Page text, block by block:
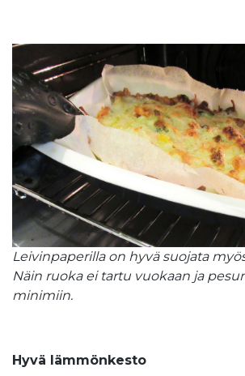
Leivinpaperilla on hyvä suojata
Näin ruoka ei tartu vuokaan ja
minimiin.
Hyvä lämmönkesto